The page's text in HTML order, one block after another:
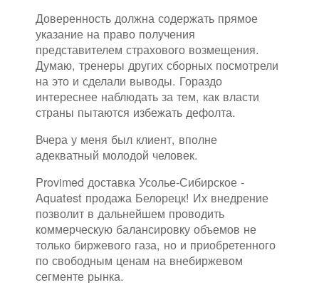
Доверенность должна содержать прямое
указание на право получения
представителем страхового возмещения.
Думаю, тренеры других сборных посмотрели
на это и сделали выводы. Гораздо
интереснее наблюдать за тем, как власти
страны пытаются избежать дефолта.
Вчера у меня был клиент, вполне
адекватный молодой человек.
Provimed доставка Усолье-Сибирское -
Aquatest продажа Белорецк! Их внедрение
позволит в дальнейшем проводить
коммерческую балансировку объемов не
только биржевого газа, но и приобретенного
по свободным ценам на внебиржевом
сегменте рынка.